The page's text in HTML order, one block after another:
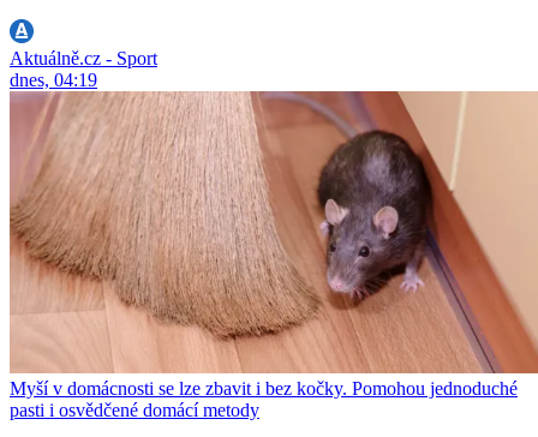
Aktuálně.cz - Sport
dnes, 04:19
Myší v domácnosti se lze zbavit i bez kočky. Pomohou jednoduché
pasti i osvědčené domácí metody